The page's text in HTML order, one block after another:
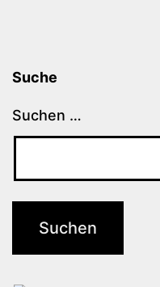
Suche
Suchen …